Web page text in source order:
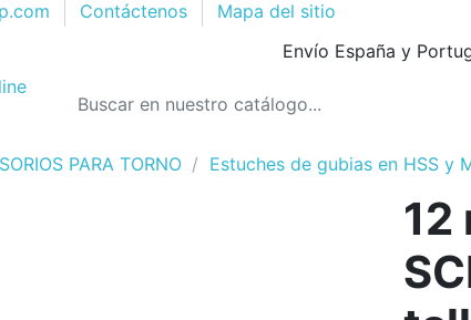
Contáctenos Mapa del sitio
Envío España y
PARA TORNO Estuches de gubias en HSS y
12